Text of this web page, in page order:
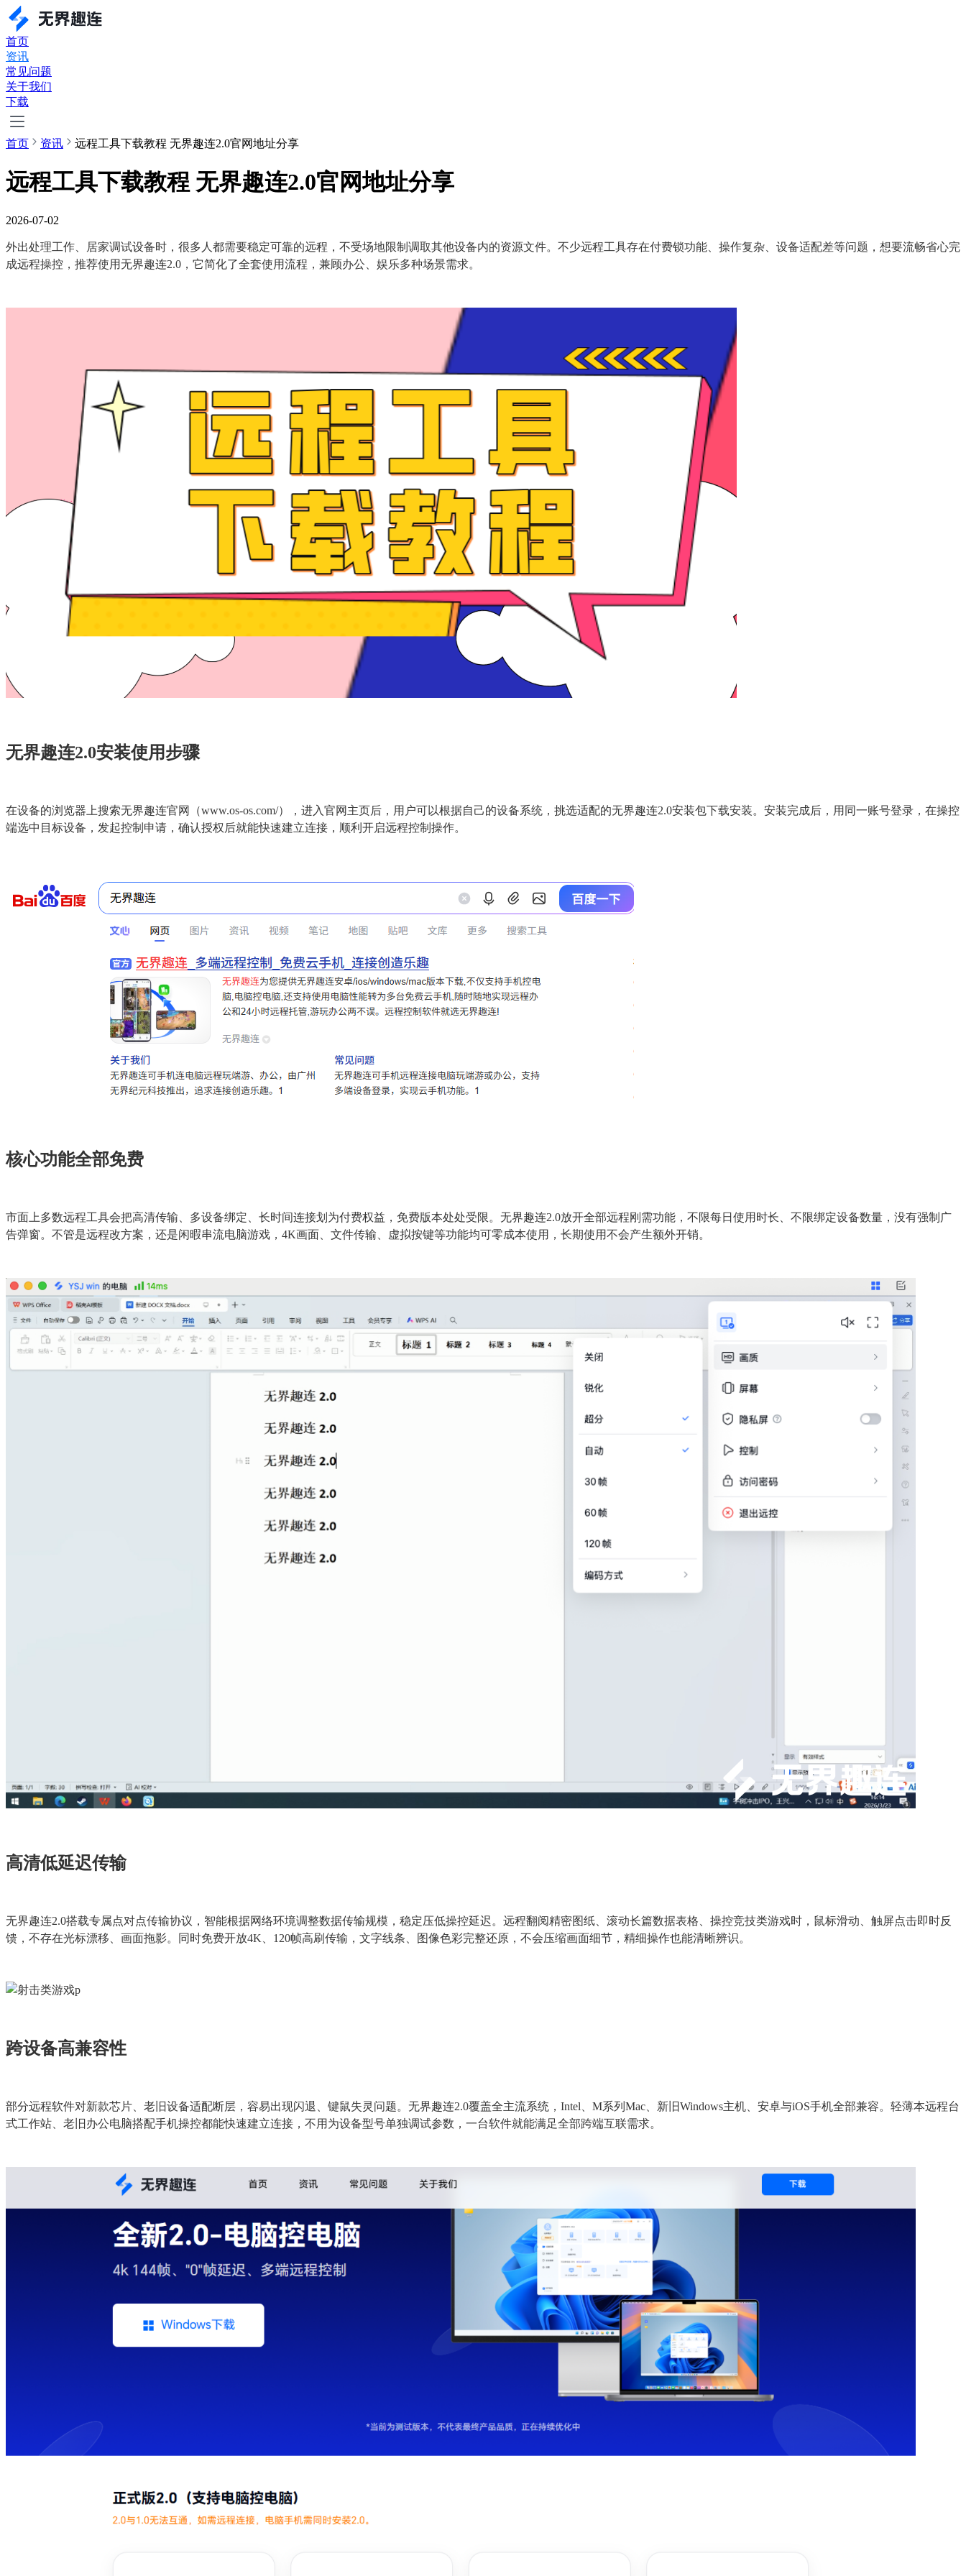
首页
资讯
常见问题
关于我们
下载
首页 资讯 远程工具下载教程 无界趣连2.0官网地址分享
远程工具下载教程 无界趣连2.0官网地址分享
2026-07-02
外出处理工作、居家调试设备时，很多人都需要稳定可靠的远程，不受场地限制调取其他设备内的资源文件。不少远程工具存在付费锁功能、操作复杂、设备适配差等问题，想要流畅省心完
成远程操控，推荐使用无界趣连2.0，它简化了全套使用流程，兼顾办公、娱乐多种场景需求。
无界趣连2.0安装使用步骤
在设备的浏览器上搜索无界趣连官网（www.os-os.com/），进入官网主页后，用户可以根据自己的设备系统，挑选适配的无界趣连2.0安装包下载安装。安装完成后，用同一账号登录，在操控
端选中目标设备，发起控制申请，确认授权后就能快速建立连接，顺利开启远程控制操作。
核心功能全部免费
市面上多数远程工具会把高清传输、多设备绑定、长时间连接划为付费权益，免费版本处处受限。无界趣连2.0放开全部远程刚需功能，不限每日使用时长、不限绑定设备数量，没有强制广
告弹窗。不管是远程改方案，还是闲暇串流电脑游戏，4K画面、文件传输、虚拟按键等功能均可零成本使用，长期使用不会产生额外开销。
高清低延迟传输
无界趣连2.0搭载专属点对点传输协议，智能根据网络环境调整数据传输规模，稳定压低操控延迟。远程翻阅精密图纸、滚动长篇数据表格、操控竞技类游戏时，鼠标滑动、触屏点击即时反
馈，不存在光标漂移、画面拖影。同时免费开放4K、120帧高刷传输，文字线条、图像色彩完整还原，不会压缩画面细节，精细操作也能清晰辨识。
跨设备高兼容性
部分远程软件对新款芯片、老旧设备适配断层，容易出现闪退、键鼠失灵问题。无界趣连2.0覆盖全主流系统，Intel、M系列Mac、新旧Windows主机、安卓与iOS手机全部兼容。轻薄本远程台
式工作站、老旧办公电脑搭配手机操控都能快速建立连接，不用为设备型号单独调试参数，一台软件就能满足全部跨端互联需求。